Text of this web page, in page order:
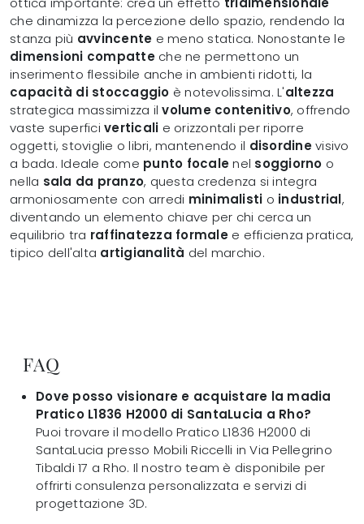
che dinamizza la percezione dello spazio, rendendo la
stanza più avvincente e meno statica. Nonostante le
dimensioni compatteche ne permettono un
inserimento flessibile anche in ambienti ridotti, la
capacità di stoccaggio è notevolissima. L'altezza
strategica massimizza ilvolume contenitivo, offrendo
vaste superfici verticali e orizzontali per riporre
oggetti, stoviglie o libri, mantenendo il disordinevisivo
a bada. Ideale come punto focalenel soggiorno o
nella sala da pranzo, questa credenza si integra
armoniosamente con arredi minimalisti o industrial,
diventando un elemento chiave per chi cerca un
equilibrio tra raffinatezza formalee efficienza pratica,
tipico dell'alta artigianalità del marchio.
FAQ
Dove posso visionare e acquistare la madia
Pratico L1836 H2000 di SantaLucia a Rho?
Puoi trovare il modello Pratico L1836 H2000 di
SantaLucia presso Mobili Riccelli in Via Pellegrino
Tibaldi 17 a Rho. Il nostro team è disponibile per
offrirti consulenza personalizzata e servizi di
progettazione 3D.